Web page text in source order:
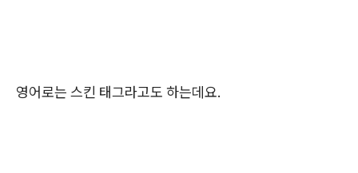
영어로는 스킨 태그라고도 하는데요.